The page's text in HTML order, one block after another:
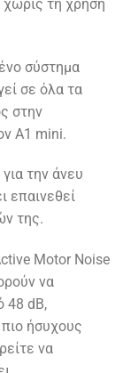
τη χρήση
σύστημα
σε όλα τα
στην
A1 mini.
την άνευ
επαινεθεί
της.
Motor Noise
να
48 dB,
ήσυχους
να